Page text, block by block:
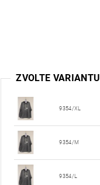
ZVOLTE VARIANTU
9354/XL
9354/M
9354/L